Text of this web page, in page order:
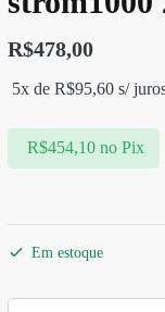
R$478,00
5x deR$95,60 s/
R$454,10 no Pix
Em estoque